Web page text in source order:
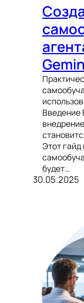
Введение
Этот
будет…
30.05.2025